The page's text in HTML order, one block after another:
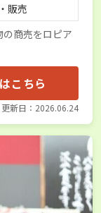
販売
の商売をロピア
こちら
更新日：2026.06.24